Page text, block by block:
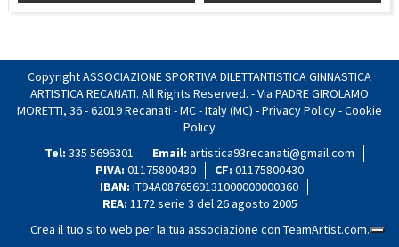
Copyright ASSOCIAZIONE SPORTIVA DILETTANTISTICA GINNASTICA
ARTISTICA RECANATI. All Rights Reserved. - Via PADRE GIROLAMO
MORETTI, 36 - 62019 Recanati - MC - Italy (MC) -Privacy Policy-Cookie
Policy
Tel: 335 5696301 Email: artistica93recanati@gmail.com
PIVA: 01175800430 CF: 01175800430
IBAN: IT94A0876569131000000000360
REA: 1172 serie 3 del 26 agosto 2005
Crea il tuo sito web per la tua associazione con TeamArtist.com.